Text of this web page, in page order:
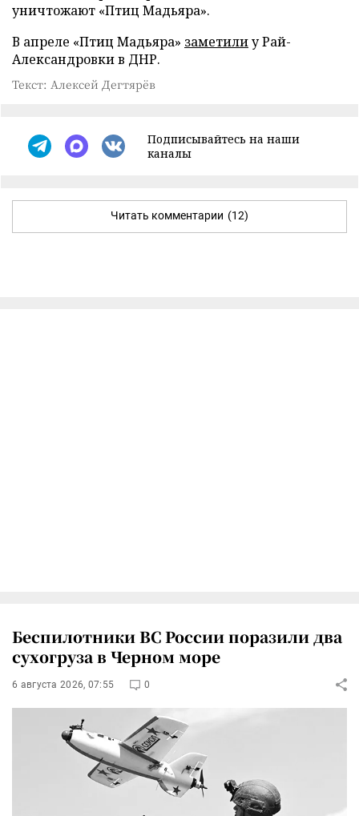
уничтожают «Птиц Мадьяра».
В апреле «Птиц Мадьяра» заметилиу Рай-
Александровки в ДНР.
Текст: Алексей Дегтярёв
Подписывайтесь на наши
каналы
Читать комментарии (12)
Беспилотники ВС России поразили два
сухогруза в Черном море
6 августа 2026, 07:55 0